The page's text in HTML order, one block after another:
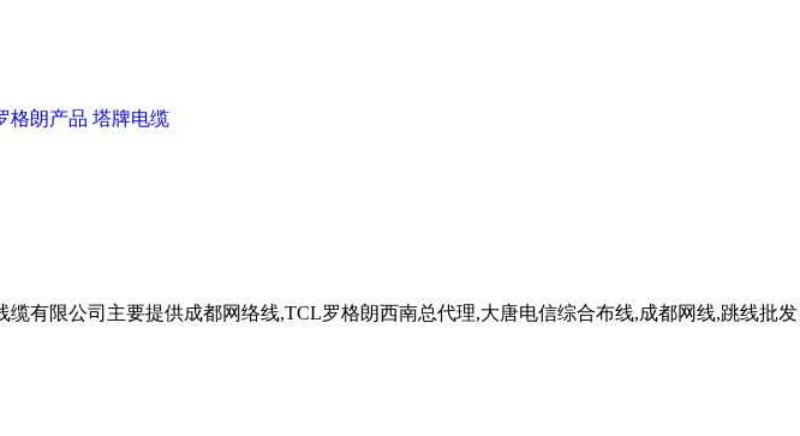
格朗产品 塔牌电缆
有限公司主要提供成都网络线,TCL罗格朗西南总代理,大唐电信综合布线,成都网线,跳线批发